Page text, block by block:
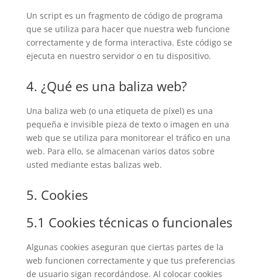
Un script es un fragmento de código de programa
que se utiliza para hacer que nuestra web funcione
correctamente y de forma interactiva. Este código se
ejecuta en nuestro servidor o en tu dispositivo.
4. ¿Qué es una baliza web?
Una baliza web (o una etiqueta de píxel) es una
pequeña e invisible pieza de texto o imagen en una
web que se utiliza para monitorear el tráfico en una
web. Para ello, se almacenan varios datos sobre
usted mediante estas balizas web.
5. Cookies
5.1 Cookies técnicas o funcionales
Algunas cookies aseguran que ciertas partes de la
web funcionen correctamente y que tus preferencias
de usuario sigan recordándose. Al colocar cookies